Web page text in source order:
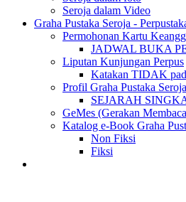
Seroja dalam Video
Graha Pustaka Seroja -
Permohonan Kartu
JADWAL BUKA
Liputan Kunjungan Perpus
Katakan TIDAK
Profil Graha Pustaka Seroja
SEJARAH
GeMes (Gerakan
Katalog e-Book Graha
Non Fiksi
Fiksi